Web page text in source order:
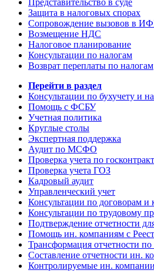
Представительство в суде
Защита в налоговых спорах
Сопровождение вызовов в
Возмещение НДС
Налоговое планирование
Консультации по налогам
Возврат переплаты по налогам
Перейти в раздел
Консультации по бухучету и
Помощь с ФСБУ
Учетная политика
Круглые столы
Экспертная поддержка
Аудит по МСФО
Проверка учета по
Проверка учета ГОЗ
Кадровый аудит
Управленческий учет
Консультации по договорам
Консультации по трудовому
Подтверждение отчетности
Помощь ин. компаниям с
Трансформация отчетности
Составление отчетности ин.
Контролируемые ин. компании